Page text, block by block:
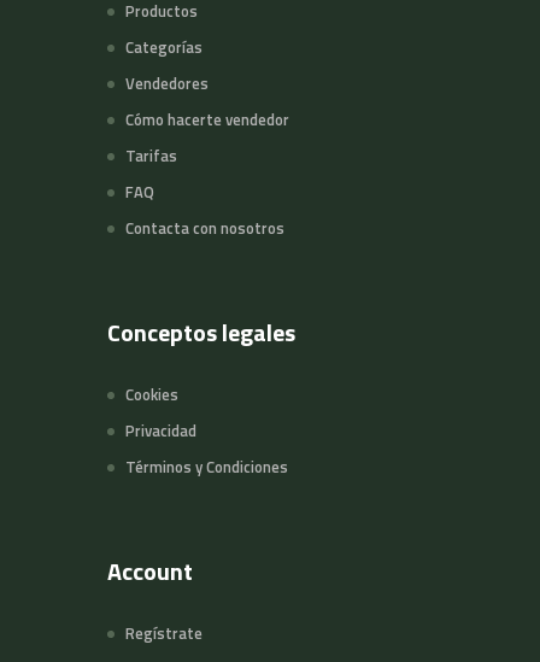
Productos
Categorías
Vendedores
Cómo hacerte vendedor
Tarifas
FAQ
Contacta con nosotros
Conceptos legales
Cookies
Privacidad
Términos y Condiciones
Account
Regístrate